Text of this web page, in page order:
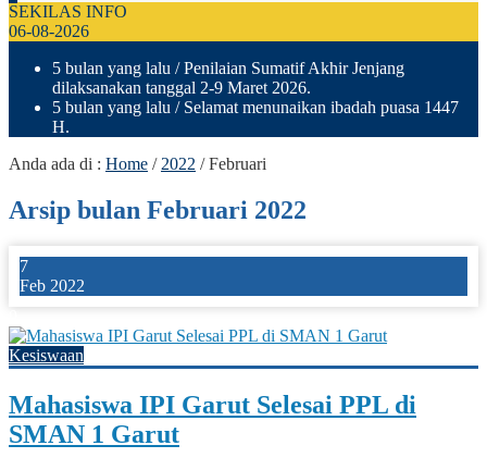
SEKILAS INFO
06-08-2026
5 bulan yang lalu / Penilaian Sumatif Akhir Jenjang
dilaksanakan tanggal 2-9 Maret 2026.
5 bulan yang lalu / Selamat menunaikan ibadah puasa 1447
H.
Anda ada di : Home / 2022 /Februari
Arsip bulan Februari 2022
7
Feb 2022
Kesiswaan
Mahasiswa IPI Garut Selesai PPL di
SMAN 1 Garut